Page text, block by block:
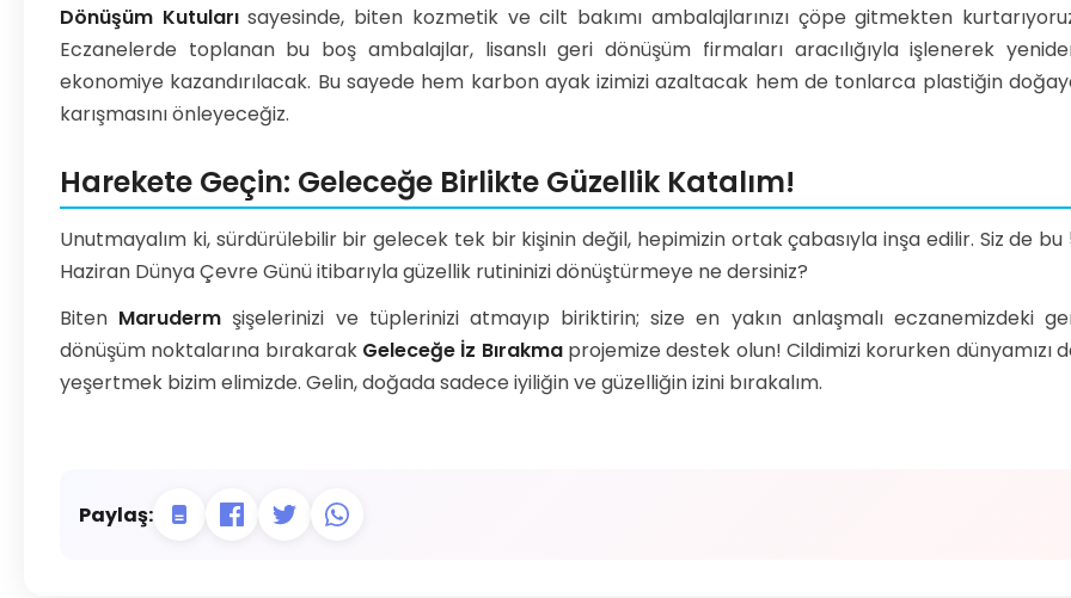
Dönüşüm Kutularısayesinde, biten kozmetik ve cilt bakımı ambalajlarınızı çöpe gitmekten
Eczanelerde toplanan bu boş ambalajlar, lisanslı geri dönüşüm firmaları aracılığıyla işlenerek
ekonomiye kazandırılacak. Bu sayede hem karbon ayak izimizi azaltacak hem de tonlarca plastiğin
karışmasını önleyeceğiz.
Harekete Geçin: Geleceğe Birlikte Güzellik Katalım!
Unutmayalım ki, sürdürülebilir bir gelecek tek bir kişinin değil, hepimizin ortak çabasıyla inşa edilir. Siz de bu
Haziran Dünya Çevre Günü itibarıyla güzellik rutininizi dönüştürmeye ne dersiniz?
Biten Maruderm şişelerinizi ve tüplerinizi atmayıp biriktirin; size en yakın anlaşmalı eczanemizdeki
dönüşüm noktalarına bırakarak Geleceğe İz Bırakmaprojemize destek olun! Cildimizi korurken dünyamızı
yeşertmek bizim elimizde. Gelin, doğada sadece iyiliğin ve güzelliğin izini bırakalım.
Paylaş: